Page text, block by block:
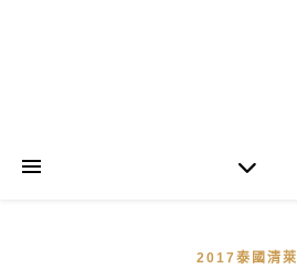
2017泰國清萊